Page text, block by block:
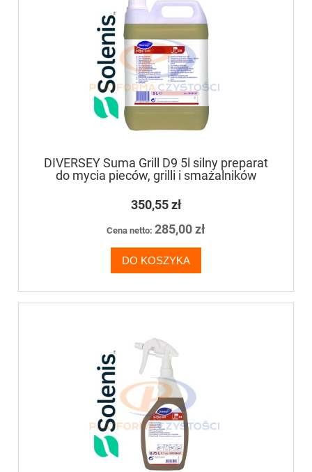
DIVERSEY Suma Grill D9 5l silny preparat
do mycia pieców, grilli i smażalników
350,55 zł
Cena netto: 285,00 zł
DO KOSZYKA